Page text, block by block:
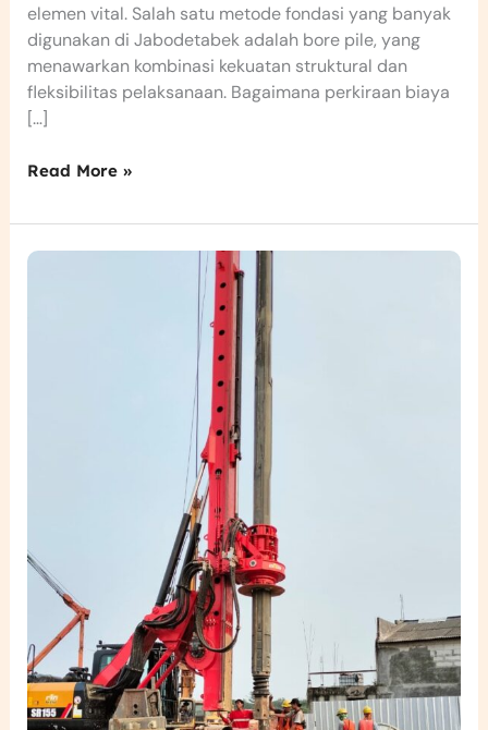
elemen vital. Salah satu metode fondasi yang banyak
digunakan di Jabodetabek adalah bore pile, yang
menawarkan kombinasi kekuatan struktural dan
fleksibilitas pelaksanaan. Bagaimana perkiraan biaya
[…]
Read More »
Harga